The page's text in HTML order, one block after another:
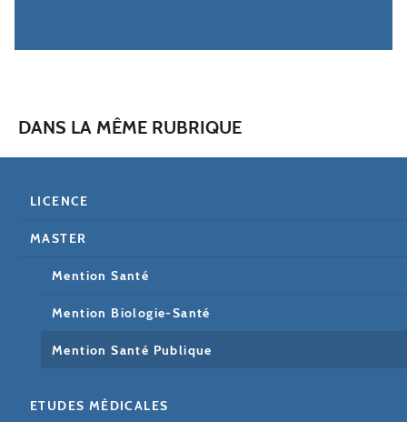
DANS LA MÊME RUBRIQUE
LICENCE
MASTER
Mention Santé
Mention Biologie-Santé
Mention Santé Publique
ETUDES MÉDICALES